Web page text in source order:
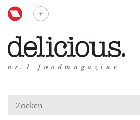
nr.1 foodmagazine